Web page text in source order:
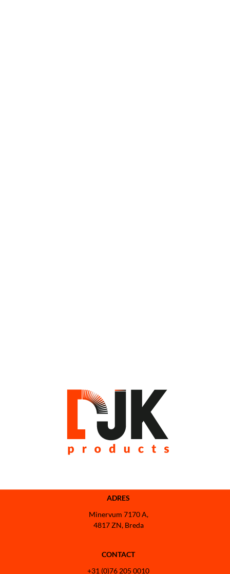
ADRES
Minervum 7170 A,
4817 ZN, Breda
CONTACT
+31 (0)76 205 0010